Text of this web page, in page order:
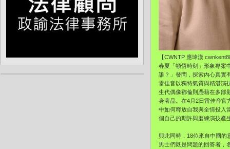
【CWNTP 應瑋漢
春夏「頓悟時刻」形象專案
誰？」發問，探索內心真實
雷佳音以獨特氣質與精湛演
生代偶像鄧倫則憑藉在多部
身著品。在4月2日雷佳音官
中如何釋放自我與全情投入
個自己的期許與磨練演技產
與此同時，18位來自中國的
男士們既是問題的回答者，